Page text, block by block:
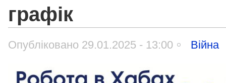
графік
Опубліковано 29.01.2025 - 13:00 Війна